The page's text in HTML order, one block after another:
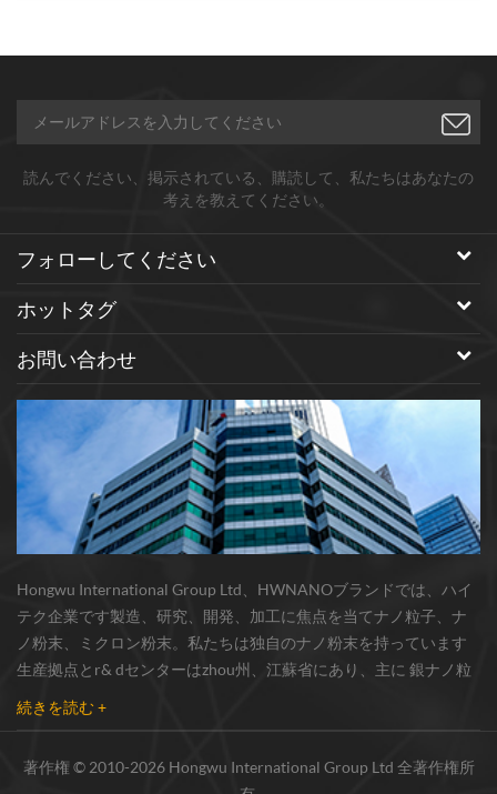
読んでください、掲示されている、購読して、私たちはあなたの
考えを教えてください。
フォローしてください
ホットタグ
お問い合わせ
Hongwu International Group Ltd、HWNANOブランドでは、ハイ
テク企業です製造、研究、開発、加工に焦点を当てナノ粒子、ナ
ノ粉末、ミクロン粉末。私たちは独自のナノ粉末を持っています
生産拠点とr& dセンターはzhou州、江蘇省にあり、主に 銀ナノ粒
子 、 銅ナノ粒子 、 炭化ケイ素ウィスカー/粉末 、 カーボンナノチ
ューブ 、 グラフェン 、 酸化アルミニウムナノ粒子 、 窒化ケイ素
体向けの大量注文 我々はよく知られた研究に密接に協力した大
続きを読む +
著作権 © 2010-2026 Hongwu International Group Ltd 全著作権所